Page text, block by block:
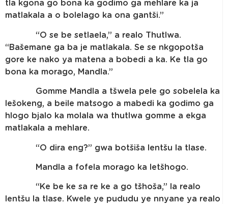
tla kgona go bona ka godimo ga mehlare ka ja
matlakala a o bolelago ka ona gantši.”
“O se be setlaela,” a realo Thutlwa.
“Bašemane ga ba je matlakala. Se se nkgopotša
gore ke nako ya matena a bobedi a ka. Ke tla go
bona ka morago, Mandla.”
Gomme Mandla a tšwela pele go sobelela ka
lešokeng, a beile matsogo a mabedi ka godimo ga
hlogo bjalo ka molala wa thutlwa gomme a ekga
matlakala a mehlare.
“O dira eng?” gwa botšiša lentšu la tlase.
Mandla a fofela morago ka letšhogo.
“Ke be ke sa re ke a go tšhoša,” la realo
lentšu la tlase. Kwele ye pududu ye nnyane ya realo